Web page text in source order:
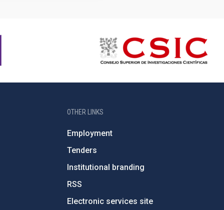
OTHER LINKS
Employment
Tenders
Institutional branding
RSS
Electronic services site